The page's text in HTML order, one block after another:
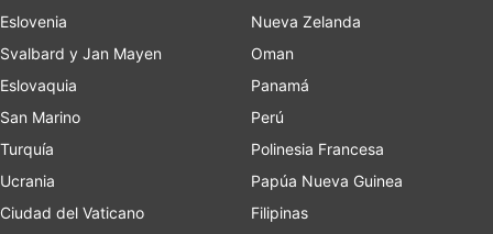
Eslovenia
Svalbard y Jan Mayen
Eslovaquia
San Marino
Turquía
Ucrania
Ciudad del Vaticano
Nueva Zelanda
Oman
Panamá
Perú
Polinesia Francesa
Papúa Nueva Guinea
Filipinas